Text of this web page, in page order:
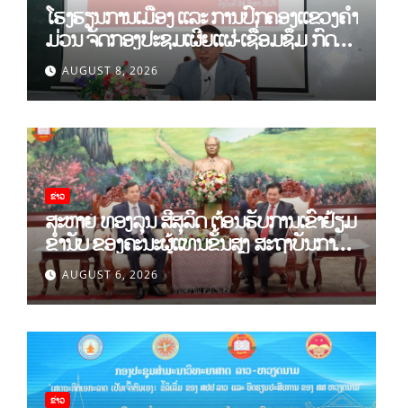
ໂຮງຮຽນການເມືອງ ແລະ ການປົກຄອງແຂວງຄຳ
ມ່ວນ ຈັດກອງປະຊຸມເຜີຍແຜ່-ເຊື່ອມຊຶມ ກົດ
ລະບຽບ ຂອງພັກປະຊາຊົນປະຕິວັດລາວ ສະໄໝ
ທີ XII.
AUGUST 8, 2026
ຂ່າວ
ສະຫາຍ ທອງລຸນ ສີສຸລິດ ຕ້ອນຮັບການເຂົ້າຢ້ຽມ
ຂຳ່ນັບ ຂອງຄະນະຜູ້ແທນຂັ້ນສູງ ສະຖາບັນການ
ເມືອງແຫ່ງຊາດ ໂຮ່ຈີມິນ ແລະ ສະຖາບັນບັນດິດ
ວິທະຍາສາດສັງຄົມຫວຽດນາມ
AUGUST 6, 2026
ຂ່າວ